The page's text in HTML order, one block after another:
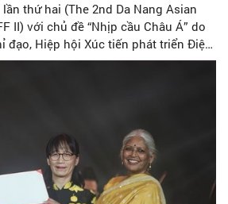
thứ hai (The 2nd Da Nang Asian
II) với chủ đề “Nhịp cầu Châu Á” do
đạo, Hiệp hội Xúc tiến phát triển Điện
trì, phối hợp với Sở VHTT cùng các
Đà Nẵng.